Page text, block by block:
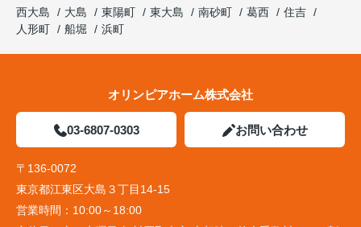
西大島
大島 東陽町 東大島 南砂町 葛西
住吉
人形町
船堀 浜町
オリンピアホーム株式会社
03-6807-0303 お問い合わせ
〒136-0072
東京都江東区大島３丁目14-15
営業時間： 10:00～18:00